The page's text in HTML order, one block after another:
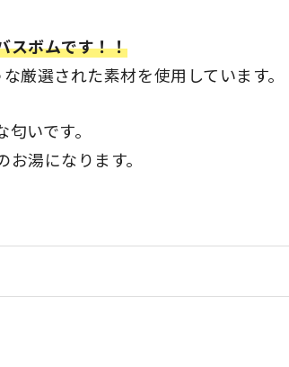
スボムです！！
厳選された素材を使用しています。
いです。
湯になります。